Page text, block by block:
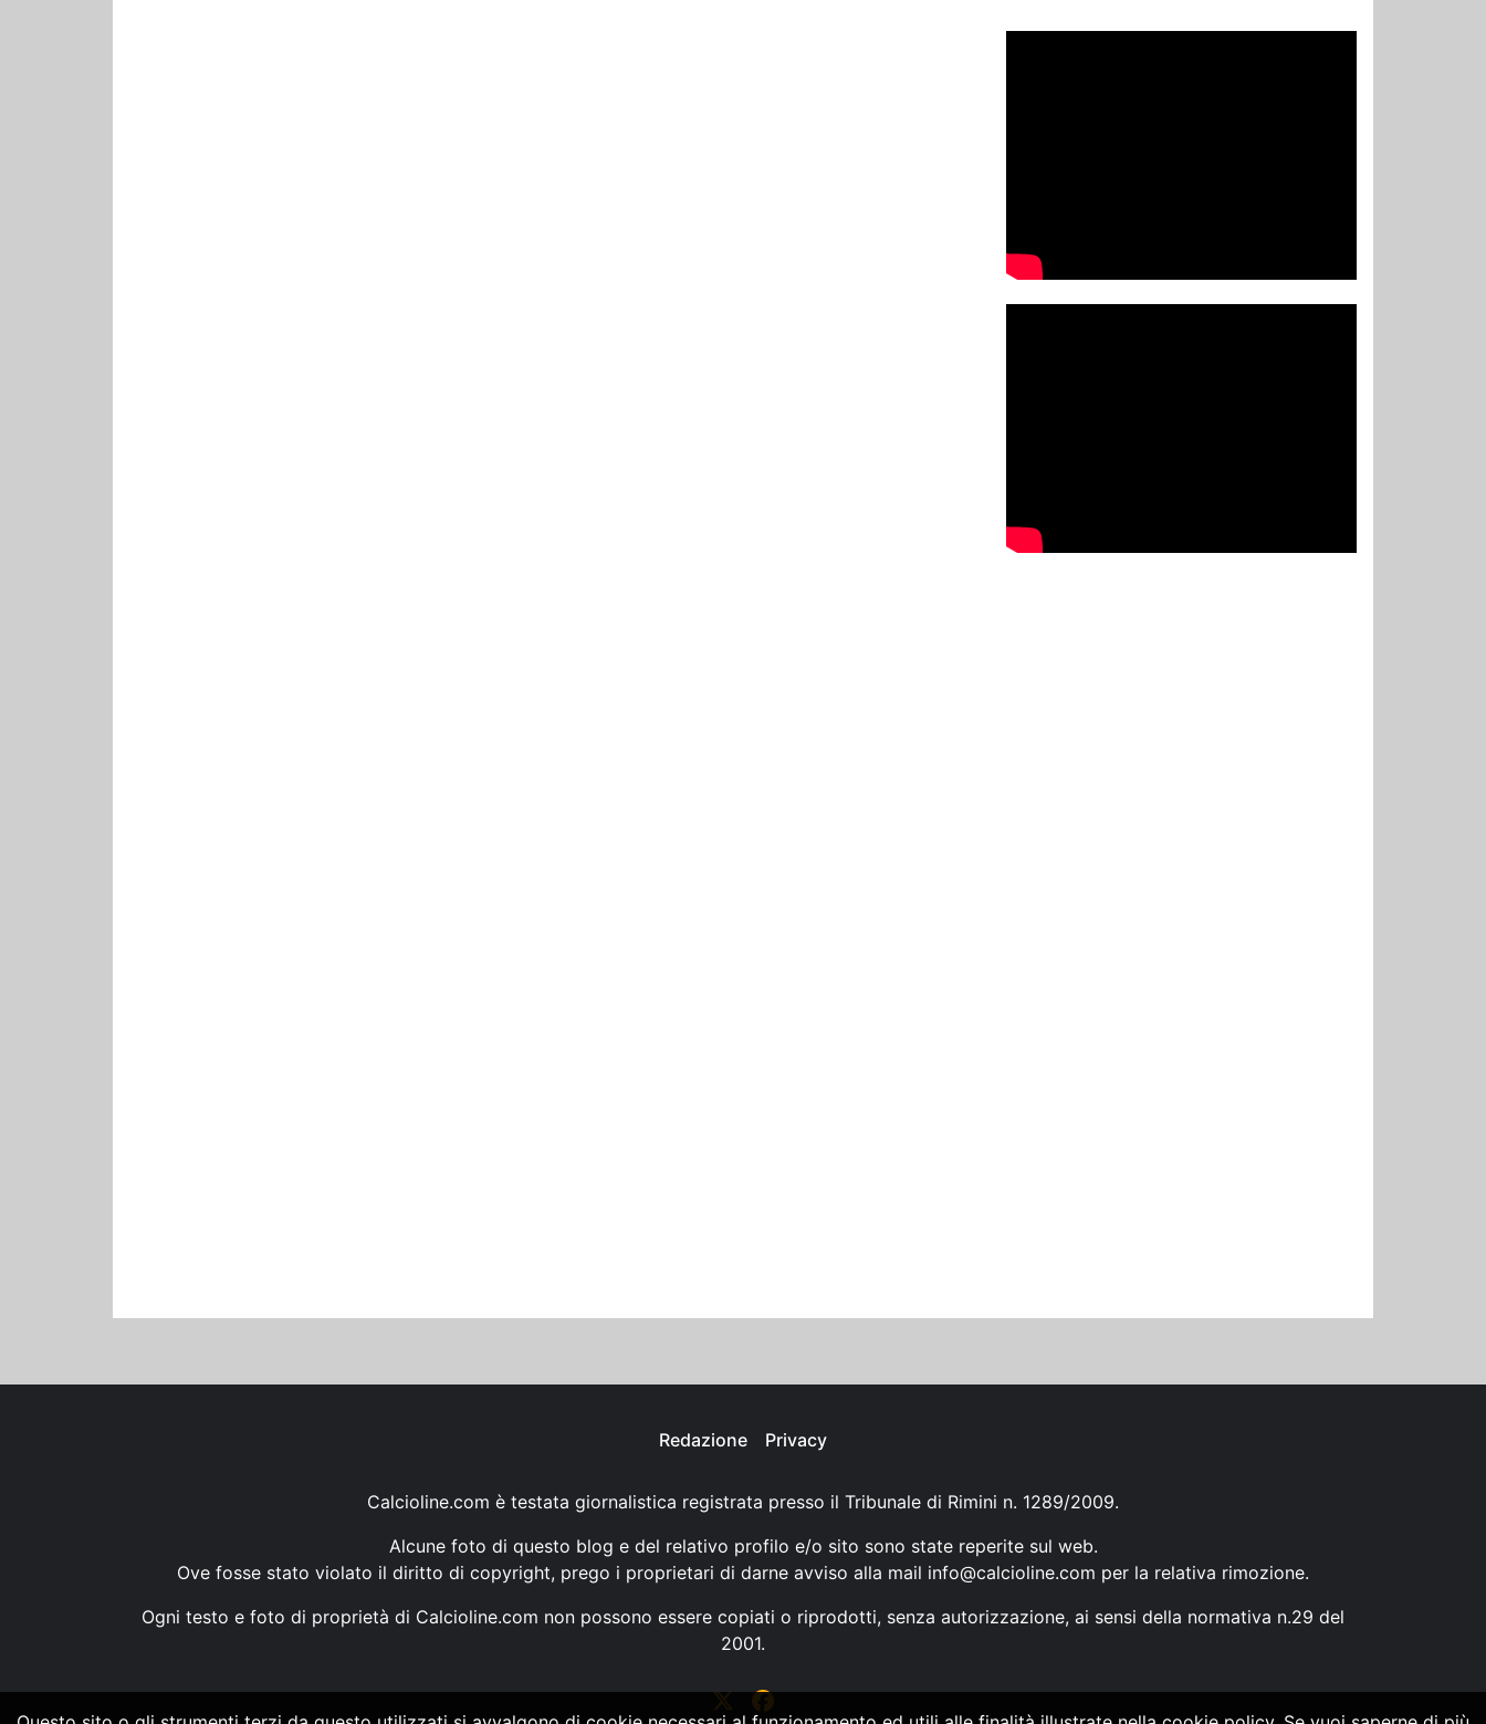
Redazione Privacy
Calcioline.com è testata giornalistica registrata presso il Tribunale di Rimini n. 1289/2009.
Alcune foto di questo blog e del relativo profilo e/o sito sono state reperite sul web.
Ove fosse stato violato il diritto di copyright, prego i proprietari di darne avviso alla mail info@calcioline.com per la relativa rimozione.
Ogni testo e foto di proprietà di Calcioline.com non possono essere copiati o riprodotti, senza autorizzazione, ai sensi della normativa n.29 del
2001.